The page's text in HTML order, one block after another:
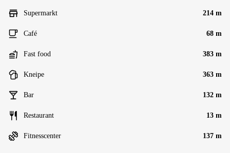
Supermarkt 214 m
Café 68 m
Fast food 383 m
Kneipe 363 m
Bar 132 m
Restaurant 13 m
Fitnesscenter 137 m